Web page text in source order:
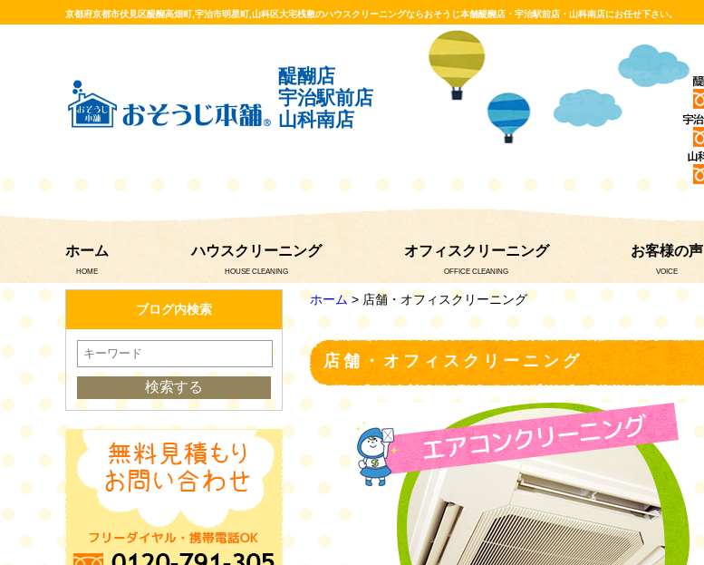
京都府京都市伏見区醍醐高畑町,宇治市明星町,山科区大宅桟敷のハウスクリーニングならおそうじ本舗醍醐店・宇治駅前店・山科南店にお任せ下さい。
醍醐店
宇治駅前店
山科南店
ホーム
HOME
ハウスクリーニング
HOUSE CLEANING
オフィスクリーニング
OFFICE CLEANING
お客様の声
VOICE
ホーム> 店舗・オフィスクリーニング
店舗・オフィスクリーニング
ブログ内検索